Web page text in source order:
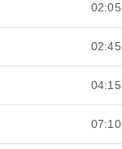
02:05
02:45
04:15
07:10